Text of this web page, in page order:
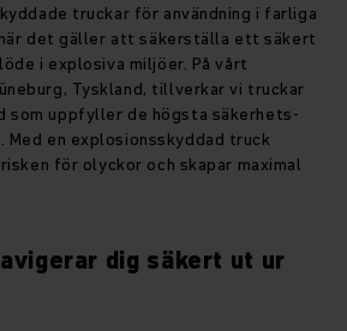
truckar för användning i farliga
det gäller att säkerställa ett säkert
i explosiva miljöer. På vårt
Tyskland, tillverkar vi truckar
som uppfyller de högsta säkerhets-
Med en explosionsskyddad truck
för olyckor och skapar maximal
dig säkert ut ur